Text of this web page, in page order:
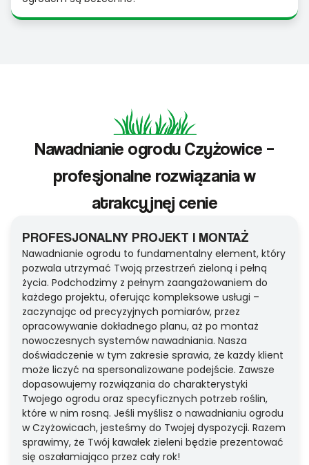
Nawadnianie ogrodu Czyżowice –
profesjonalne rozwiązania w
atrakcyjnej cenie
PROFESJONALNY PROJEKT I MONTAŻ
Nawadnianie ogrodu to fundamentalny element, który
pozwala utrzymać Twoją przestrzeń zieloną i pełną
życia. Podchodzimy z pełnym zaangażowaniem do
każdego projektu, oferując kompleksowe usługi –
zaczynając od precyzyjnych pomiarów, przez
opracowywanie dokładnego planu, aż po montaż
nowoczesnych systemów nawadniania. Nasza
doświadczenie w tym zakresie sprawia, że każdy klient
może liczyć na spersonalizowane podejście. Zawsze
dopasowujemy rozwiązania do charakterystyki
Twojego ogrodu oraz specyficznych potrzeb roślin,
które w nim rosną. Jeśli myślisz o nawadnianiu ogrodu
w Czyżowicach, jesteśmy do Twojej dyspozycji. Razem
sprawimy, że Twój kawałek zieleni będzie prezentować
się oszałamiająco przez cały rok!